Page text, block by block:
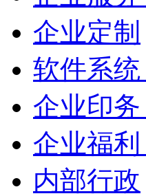
企业定制
软件系
企业印
企业福
内部行政